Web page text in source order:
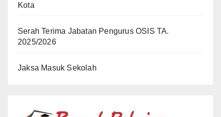
Kota
Serah Terima Jabatan Pengurus OSIS TA.
2025/2026
Jaksa Masuk Sekolah